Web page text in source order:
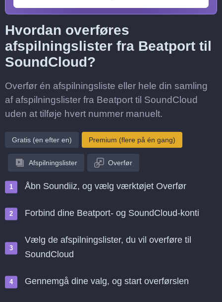
Hvordan overføres
afspilningslister fra Beatport til
SoundCloud?
Overfør én afspilningsliste eller hele din samling
af afspilningslister fra Beatport til SoundCloud
uden at tilføje hvert nummer manuelt.
Gratis (en efter en) Premium (flere på én gang)
Afspilningslister Overfør
Åbn Soundiiz, og vælg værktøjet Overfør
Forbind dine Beatport- og SoundCloud-konti
Vælg de afspilningslister, du vil overføre til
SoundCloud
Gennemgå dine valg, og start overførslen